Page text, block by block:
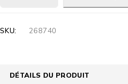
SKU: 268740
DÉTAILS DU PRODUIT